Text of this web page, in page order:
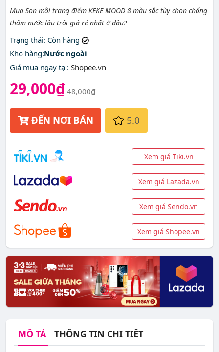
Mô tả ngắn
Mua Son môi trang điểm KEKE MOOD 8 màu sắc tùy chọn chống
thấm nước lâu trôi giá rẻ nhất ở đâu?
Trạng thái: Còn hàng
Kho hàng:Nước ngoài
Giá mua ngay tại: Shopee.vn
29,000₫48,000₫
ĐẾN NƠI BÁN 5.0
Xem giá Tiki.vn
Xem giá Lazada.vn
Xem giá Sendo.vn
Xem giá Shopee.vn
MÔ TẢ THÔNG TIN CHI TIẾT